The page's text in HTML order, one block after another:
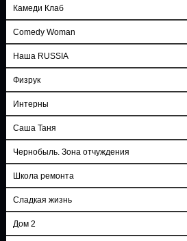
Камеди Клаб
Comedy Woman
Наша RUSSIA
Физрук
Интерны
Саша Таня
Чернобыль. Зона отчуждения
Школа ремонта
Сладкая жизнь
Дом 2